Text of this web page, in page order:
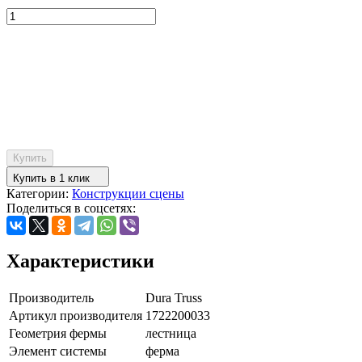
Купить
Купить в 1 клик
Категории: Конструкции сцены
Поделиться в соцсетях:
Характеристики
Производитель
Dura Truss
Артикул производителя 1722200033
Геометрия фермы
лестница
Элемент системы
ферма